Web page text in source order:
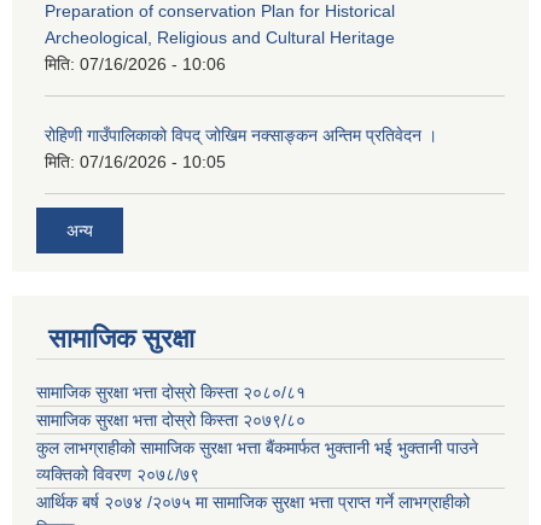
Preparation of conservation Plan for Historical
Archeological, Religious and Cultural Heritage
मिति: 07/16/2026 - 10:06
रोहिणी गाउँपालिकाको विपद् जोखिम नक्साङ्कन अन्तिम प्रतिवेदन ।
मिति: 07/16/2026 - 10:05
अन्य
सामाजिक सुरक्षा
सामाजिक सुरक्षा भत्ता दोस्रो किस्ता २०८०/८१
सामाजिक सुरक्षा भत्ता दोस्रो किस्ता २०७९/८०
कुल लाभग्राहीको सामाजिक सुरक्षा भत्ता बैंकमार्फत भुक्तानी भई भुक्तानी पाउने
व्यक्तिको विवरण २०७८/७९
आर्थिक बर्ष २०७४ /२०७५ मा सामाजिक सुरक्षा भत्ता प्राप्त गर्ने लाभग्राहीको